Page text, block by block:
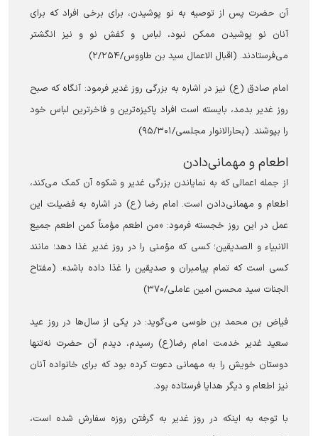
آن حضرت پس از توصیه به نو پوشیدن، برای برخی افراد که برای
آنان نو پوشیدن ممکن نبود، لباس و کفش نو و نیز انگشتر
می‌فرستادند. (اقبال الاعمال سید بن طاووس/۲/۲۵۴)
امام صادق (ع) نیز در اشاره به بزرگی روز غدیر فرمود: آنگاه که صبح
روز غدیر بدمد، بایسته است افراد پاکیزه‌ترین و فاخرترین لباس خود
را بپوشند. (بحارالانوار مجلسی/۹۵/۳۰۱)
اطعام و مهمانی‌دادن
از جمله اعمالی که به نمایاندن بزرگی غدیر و شکوه آن کمک می‌کند،
اطعام و مهمانی‌دادن است. امام رضا (ع) در اشاره به فضیلت این
عمل در این روز خجسته فرمود: «من اطعم مؤمناً کمن اطعم جمیع
الانبیاء و الصدیقین؛ کسی که مؤمنی را در روز غدیر غذا دهد؛ مانند
کسی است که تمام پیامبران و صدیقین را غذا داده باشد». (مفتاح
الجنات سید محسن امین عاملی/۳۷۰)
فیاض بن محمد بن طوسی می‌گوید: در یکی از سال‌ها در روز عید
سعید غدیر خدمت امام رضا(ع) رسیدم، دیدم آن حضرت نه‌تنها
دوستان خویش را به مهمانی دعوت کرده بود که برای خانواده آنان
نیز اطعام و دیگر هدایا فرستاده بود.
با توجه به اینکه در روز غدیر به گرفتن روزه سفارش شده است،